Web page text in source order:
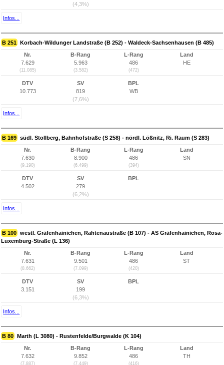
(4,3%)
Infos...
B 251 Korbach-Wildunger Landstraße (B 252) - Waldeck-Sachsenhausen (B 485)
Nr.
7.629
(11.085)
B-Rang
5.963
(3.582)
L-Rang
486
(472)
Land
HE
DTV
10.773
SV
819
(7,6%)
BPL
WB
Infos...
B 169 südl. Stollberg, Bahnhofstraße (S 258) - nördl. Lößnitz, Ri. Raum (S 283)
Nr.
7.630
(9.190)
B-Rang
8.900
(6.499)
L-Rang
486
(394)
Land
SN
DTV
4.502
SV
279
(6,2%)
BPL
Infos...
B 100 westl. Gräfenhainichen, Rahtenaustraße (B 107) - AS Gräfenhainichen, Rosa-
Luxemburg-Straße (L 136)
Nr.
7.631
(8.662)
B-Rang
9.501
(7.099)
L-Rang
486
(420)
Land
ST
DTV
3.151
SV
199
(6,3%)
BPL
Infos...
B 80 Marth (L 3080) - Rustenfelde/Burgwalde (K 104)
Nr.
7.632
(7.887)
B-Rang
9.852
(7.449)
L-Rang
486
(416)
Land
TH